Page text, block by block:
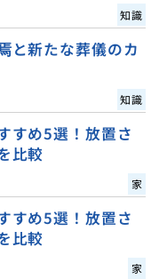
知識
と新たな葬儀のカ
知識
すめ5選！放置さ
比較
家
すめ5選！放置さ
比較
家